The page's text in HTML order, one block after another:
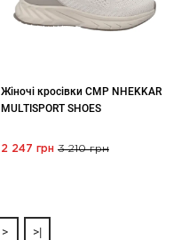
Жіночі кросівки CMP NHEKKAR
MULTISPORT SHOES
2 247 грн 3 210 грн
> >|